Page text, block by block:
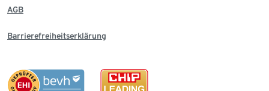
AGB
Barrierefreiheitserklärung